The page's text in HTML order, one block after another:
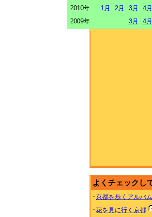
2010年
1月 2月 3月
4月
2009年
3月 4月
よくチェックし
･京都を歩くアルバム
･花を見に行く京都